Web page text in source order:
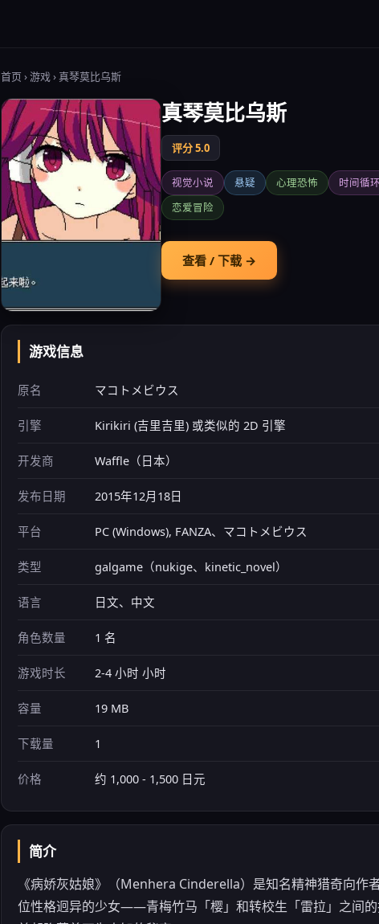
首页 ›游戏› 真琴莫比乌斯
真琴莫比乌斯
评分 5.0
视觉小说 悬疑 心理恐怖 时间循环
恋爱冒险
查看 / 下载 →
游戏信息
原名 マコトメビウス
引擎 Kirikiri (吉里吉里) 或类似的 2D 引擎
开发商 Waffle（日本）
发布日期 2015年12月18日
平台 PC (Windows), FANZA、マコトメビウス
类型 galgame（nukige、kinetic_novel）
语言 日文、中文
角色数量 1 名
游戏时长 2-4 小时 小时
容量 19 MB
下载量 1
价格 约 1,000 - 1,500 日元
简介
《病娇灰姑娘》（Menhera Cinderella）是知名精神猎奇向作
位性格迥异的少女——青梅竹马「樱」和转校生「雷拉」之间